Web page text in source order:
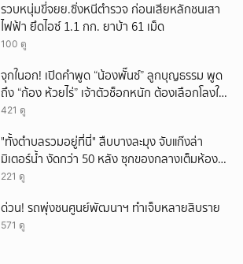
รวบหนุ่มขี่จยย.ซิ่งหนีตำรวจ ก่อนเสียหลักชนเสา
ไฟฟ้า ยึดไอซ์ 1.1 กก. ยาบ้า 61 เม็ด
100 ดู
จุกในอก! เปิดคำพูด “น้องพั๊นซ์” ลูกบุญธรรม พูด
ถึง “ก้อง ห้วยไร่” เจ้าตัวช็อกหนัก ต้องเลือกโลงให้
ลูก!
421 ดู
"ทั้งตำบลรวมอยู่ที่นี่" สืบบางละมุง จับแก๊งล่า
มิเตอร์น้ำ งัดกว่า 50 หลัง ซุกของกลางเต็มห้อง
สารภาพขายหาเงินซื้อยา จ.ชลบุรี
221 ดู
ด่วน! รถพุ่งชนศูนย์พัฒนาฯ ทำเจ็บหลายสิบราย
571 ดู